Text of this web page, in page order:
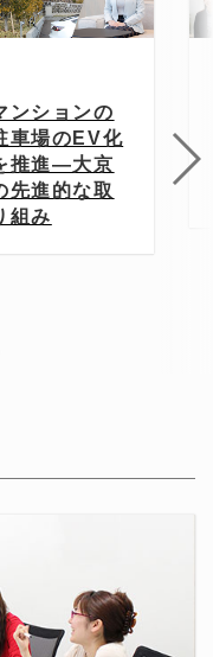
新たなマンシ
ョン選びの指
標—大京の「Z
EH-M」とは？